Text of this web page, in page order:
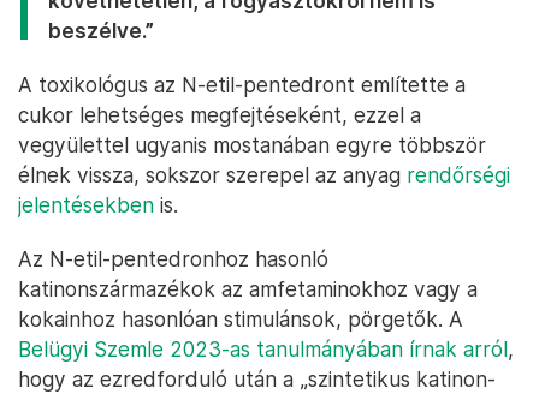
beszélve.”
A toxikológus az N-etil-pentedront említette a
cukor lehetséges megfejtéseként, ezzel a
vegyülettel ugyanis mostanában egyre többször
élnek vissza, sokszor szerepel az anyag rendőrségi
jelentésekben is.
Az N-etil-pentedronhoz hasonló
katinonszármazékok az amfetaminokhoz vagy a
kokainhoz hasonlóan stimulánsok, pörgetők. A
Belügyi Szemle 2023-as tanulmányában írnak arról,
hogy az ezredforduló után a „szintetikus katinon-